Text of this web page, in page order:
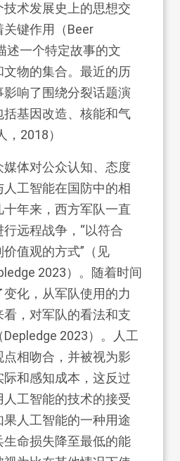
术发展史上的思想交
键作用（Beer
述一个特定故事的文
物的集合。最近的历
响了围绕分裂话题演
基因改造、核能和气
2018）
体对公众认知、态度
工智能在国防中的相
年来，西方军队一直
远程战争，“以符合
价值观的方式”（见
2023）。随着时间
化，从军队使用的力
，对军队的看法和支
2023）。人工
相吻合，并被视为影
和感知成本，这反过
工智能的技术的接受
人工智能的一种用途
命损失降至最低的能